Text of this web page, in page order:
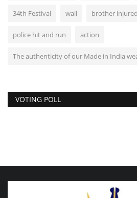
34th Festival wall brother injured
police hit and run action
The authenticity of our Made in India
VOTING POLL